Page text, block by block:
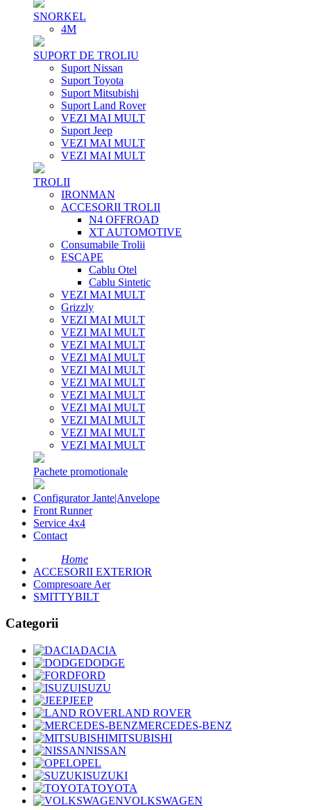
SNORKEL
4M
SUPORT DE TROLIU
Suport Nissan
Suport Toyota
Suport Mitsubishi
Suport Land Rover
VEZI MAI MULT
Suport Jeep
VEZI MAI MULT
VEZI MAI MULT
TROLII
IRONMAN
ACCESORII TROLII
N4 OFFROAD
XT AUTOMOTIVE
Consumabile Trolii
ESCAPE
Cablu Otel
Cablu Sintetic
VEZI MAI MULT
Grizzly
VEZI MAI MULT
VEZI MAI MULT
VEZI MAI MULT
VEZI MAI MULT
VEZI MAI MULT
VEZI MAI MULT
VEZI MAI MULT
VEZI MAI MULT
VEZI MAI MULT
VEZI MAI MULT
VEZI MAI MULT
Pachete promotionale
Configurator Jante|Anvelope
Front Runner
Service 4x4
Contact
Home
ACCESORII EXTERIOR
Compresoare Aer
SMITTYBILT
Categorii
DACIA
DODGE
FORD
ISUZU
JEEP
LAND ROVER
MERCEDES-BENZ
MITSUBISHI
NISSAN
OPEL
SUZUKI
TOYOTA
VOLKSWAGEN